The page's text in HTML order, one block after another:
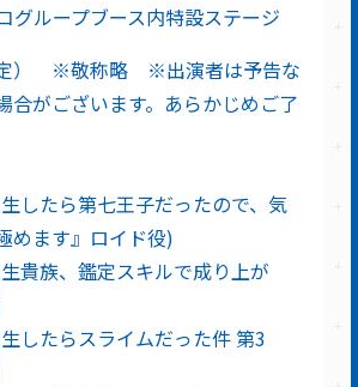
グループブース内特設ステージ
） ※敬称略 ※出演者は予告な
合がございます。あらかじめご了
したら第七王子だったので、気
めます』ロイド役)
貴族、鑑定スキルで成り上が
したらスライムだった件 第3